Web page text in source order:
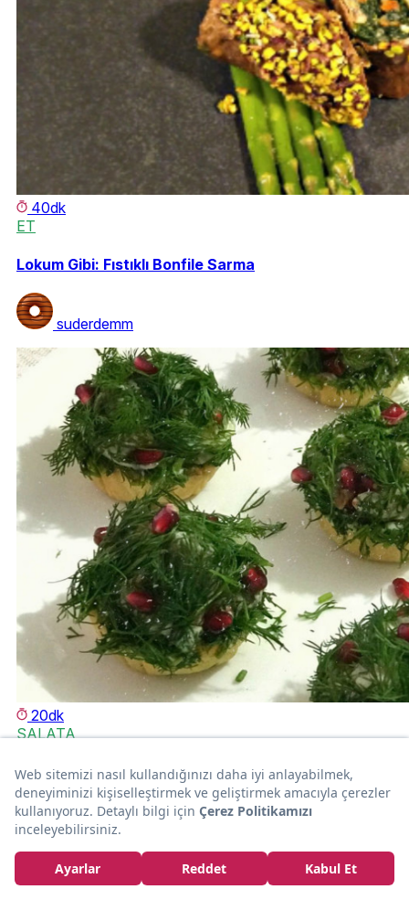
40dk
ET
Lokum Gibi: Fıstıklı Bonfile Sarma
suderdemm
20dk
SALATA
Şık Görünümlü: Kaseli Salata
Yıldız Özarslan